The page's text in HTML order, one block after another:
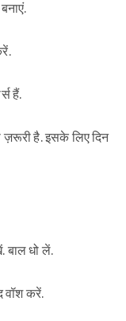
हैं.
ज़रूरी है. इसके लिए दिन
बाल धो लें.
वॉश करें.